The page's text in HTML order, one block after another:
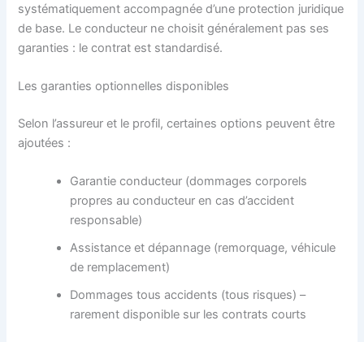
systématiquement accompagnée d’une protection juridique
de base. Le conducteur ne choisit généralement pas ses
garanties : le contrat est standardisé.
Les garanties optionnelles disponibles
Selon l’assureur et le profil, certaines options peuvent être
ajoutées :
Garantie conducteur (dommages corporels
propres au conducteur en cas d’accident
responsable)
Assistance et dépannage (remorquage, véhicule
de remplacement)
Dommages tous accidents (tous risques) –
rarement disponible sur les contrats courts